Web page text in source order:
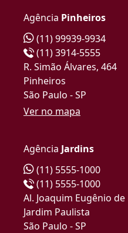
Agência Pinheiros
(11) 99939-9934
(11) 3914-5555
R. Simão Álvares, 464
Pinheiros
São Paulo - SP
Ver no mapa
Agência Jardins
(11) 5555-1000
(11) 5555-1000
Al. Joaquim Eugênio de
Jardim Paulista
São Paulo - SP